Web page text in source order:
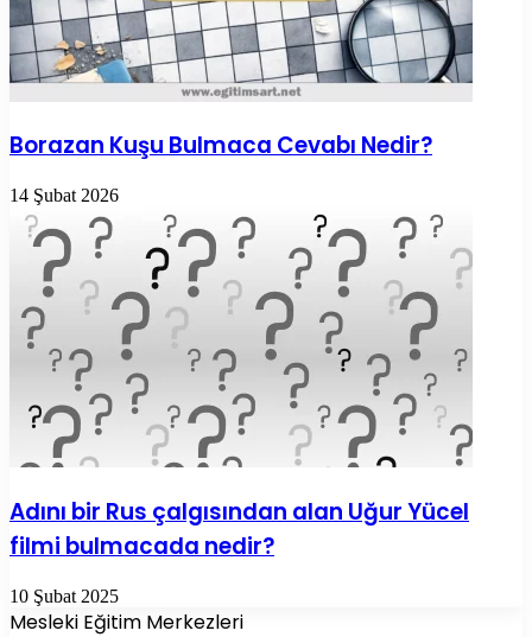
Borazan Kuşu Bulmaca Cevabı Nedir?
14 Şubat 2026
Adını bir Rus çalgısından alan Uğur Yücel
filmi bulmacada nedir?
10 Şubat 2025
Mesleki Eğitim Merkezleri